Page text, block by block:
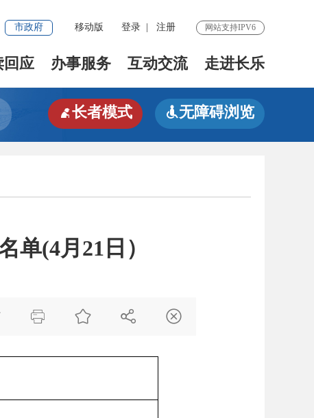
市政府 移动版 登录 注册 网站支持IPV6
回应 办事服务 互动交流 走进长乐
长者模式 无障碍浏览
单(4月21日）
   